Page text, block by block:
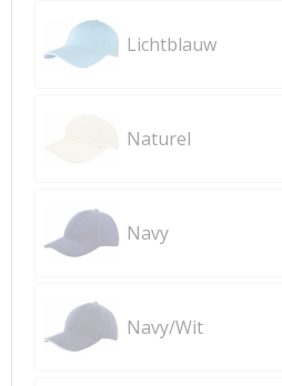
Lichtblauw
Naturel
Navy
Navy/Wit